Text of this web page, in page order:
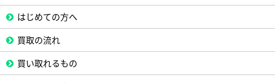
はじめての方へ
買取の流れ
買い取れるもの